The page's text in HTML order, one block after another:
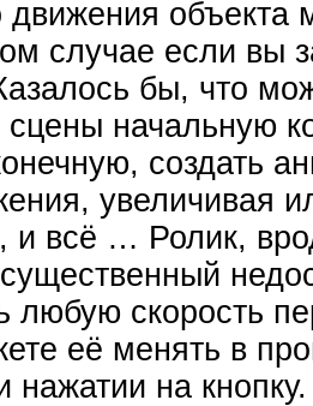
движения объекта
случае если вы
бы, что
начальную
создать
увеличивая
и всё … Ролик,
любую скорость
её менять в
нажатии на кнопку.